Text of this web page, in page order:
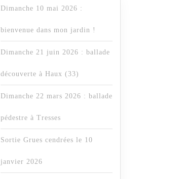
Dimanche 10 mai 2026 :
bienvenue dans mon jardin !
Dimanche 21 juin 2026 : ballade
découverte à Haux (33)
Dimanche 22 mars 2026 : ballade
pédestre à Tresses
Sortie Grues cendrées le 10
janvier 2026